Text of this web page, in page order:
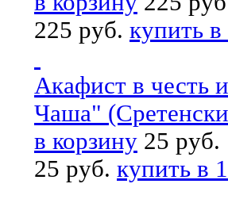
225 руб. купить
Акафист в честь
Чаша"
в корзину 25 руб.
25 руб. купить в